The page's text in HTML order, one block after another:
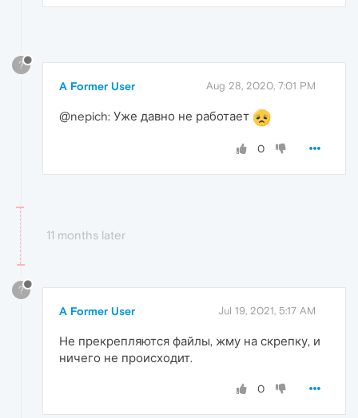
?
A Former User Aug 28, 2020, 7:01 PM
@nepich: Уже давно не работает
0
11 months later
?
A Former User Jul 19, 2021, 5:17 AM
Не прекрепляются файлы, жму на скрепку, и
ничего не происходит.
0